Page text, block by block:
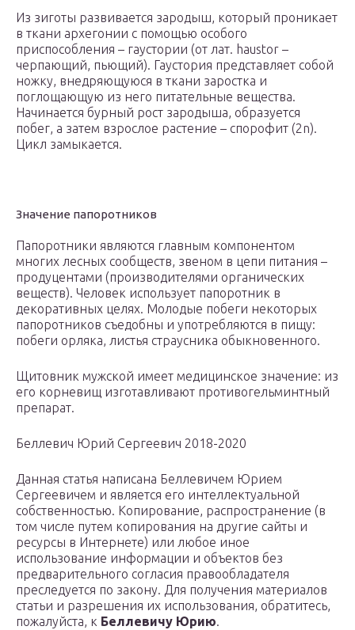
Из зиготы развивается зародыш, который проникает
в ткани архегонии с помощью особого
приспособления – гаустории (от лат. haustor –
черпающий, пьющий). Гаустория представляет собой
ножку, внедряющуюся в ткани заростка и
поглощающую из него питательные вещества.
Начинается бурный рост зародыша, образуется
побег, а затем взрослое растение – спорофит (2n).
Цикл замыкается.
Значение папоротников
Папоротники являются главным компонентом
многих лесных сообществ, звеном в цепи питания –
продуцентами (производителями органических
веществ). Человек использует папоротник в
декоративных целях. Молодые побеги некоторых
папоротников съедобны и употребляются в пищу:
побеги орляка, листья страусника обыкновенного.
Щитовник мужской имеет медицинское значение: из
его корневищ изготавливают противогельминтный
препарат.
Беллевич Юрий Сергеевич 2018-2020
Данная статья написана Беллевичем Юрием
Сергеевичем и является его интеллектуальной
собственностью. Копирование, распространение (в
том числе путем копирования на другие сайты и
ресурсы в Интернете) или любое иное
использование информации и объектов без
предварительного согласия правообладателя
преследуется по закону. Для получения материалов
статьи и разрешения их использования, обратитесь,
пожалуйста, к Беллевичу Юрию.